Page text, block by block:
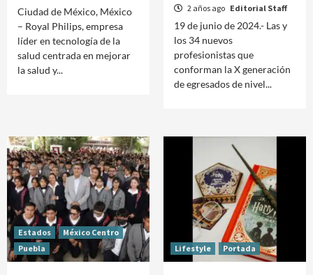
Ciudad de México, México
– Royal Philips, empresa
líder en tecnología de la
salud centrada en mejorar
la salud y...
2 años ago Editorial Staff
19 de junio de 2024.- Las y
los 34 nuevos
profesionistas que
conforman la X generación
de egresados de nivel...
Estados
México Centro
Puebla
Lifestyle Portada